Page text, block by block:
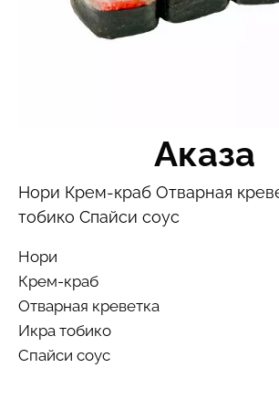
Аказа
Нори Крем-краб Отварная
тобико Спайси соус
Нори
Крем-краб
Отварная креветка
Икра тобико
Спайси соус